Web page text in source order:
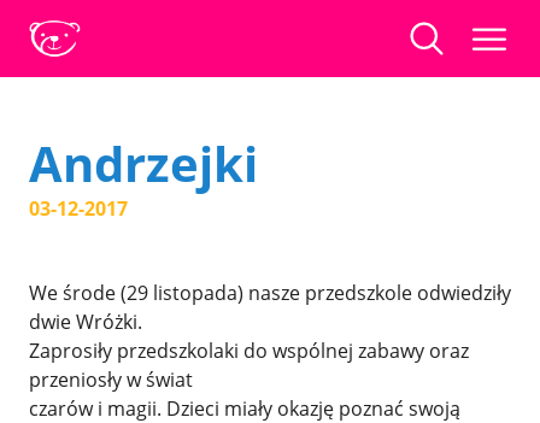
Andrzejki
03-12-2017
We środe (29 listopada) nasze przedszkole odwiedziły
dwie Wróżki.
Zaprosiły przedszkolaki do wspólnej zabawy oraz
przeniosły w świat
czarów i magii. Dzieci miały okazję poznać swoją